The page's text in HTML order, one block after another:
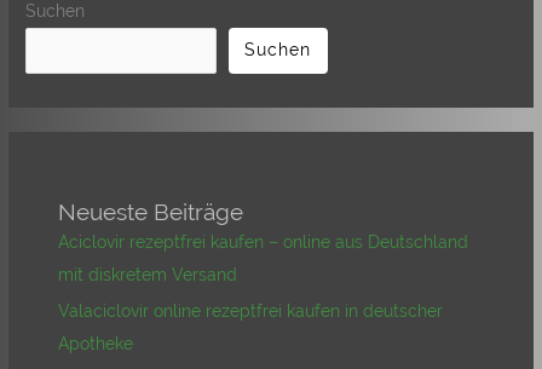
Suchen
Suchen
Neueste Beiträge
Aciclovir rezeptfrei kaufen – online aus Deutschland
mit diskretem Versand
Valaciclovir online rezeptfrei kaufen in deutscher
Apotheke